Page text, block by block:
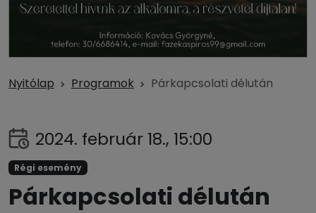
Nyitólap Programok Párkapcsolati délután
2024. február 18., 15:00
Régi esemény
Párkapcsolati délután